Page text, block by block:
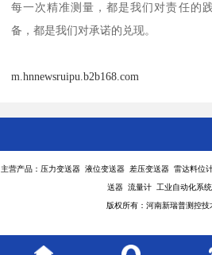
每一次精准测量，都是我们对责任的
备，都是我们对承诺的兑现。
m.hnnewsruipu.b2b168.com
主营产品：压力变送器 液位变送器 差压变送器 雷达料位
送器 流量计 工业自动化系
版权所有：河南新瑞普测控技